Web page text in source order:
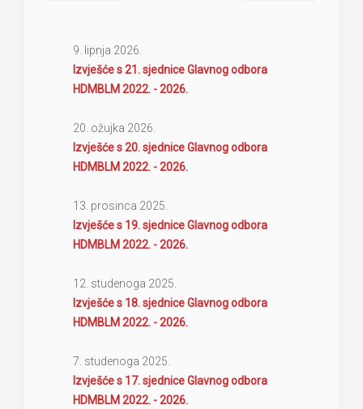
9. lipnja 2026.
Izvješće s 21. sjednice Glavnog odbora
HDMBLM 2022. - 2026.
20. ožujka 2026.
Izvješće s 20. sjednice Glavnog odbora
HDMBLM 2022. - 2026.
13. prosinca 2025.
Izvješće s 19. sjednice Glavnog odbora
HDMBLM 2022. - 2026.
12. studenoga 2025.
Izvješće s 18. sjednice Glavnog odbora
HDMBLM 2022. - 2026.
7. studenoga 2025.
Izvješće s 17. sjednice Glavnog odbora
HDMBLM 2022. - 2026.